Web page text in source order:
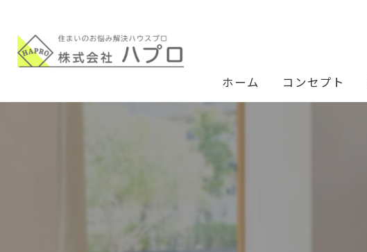
ホーム コンセプト